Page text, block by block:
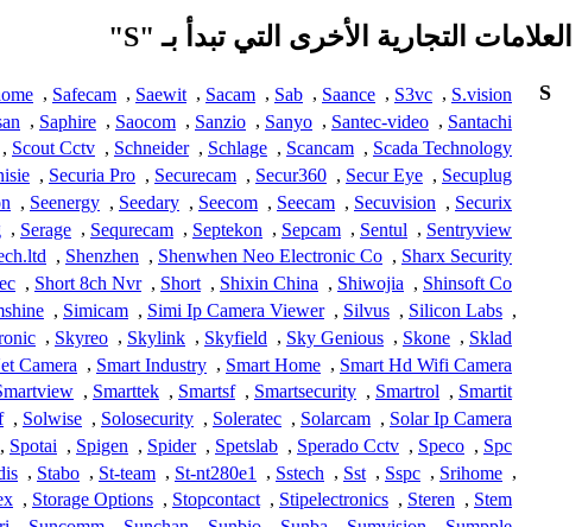
العلامات التجارية الأخرى التي تبدأ بـ "S"
S
S.vision
,
S3vc
,
Saance
,
Sab
,
Sacam
,
Saewit
,
Safecam
,
Santachi
,
Santec-video
,
Sanyo
,
Sanzio
,
Saocom
,
Saphire
,
Scada Technology
,
Scancam
,
Schlage
,
Schneider
,
Scout Cctv
,
Secuplug
,
Secur Eye
,
Secur360
,
Securecam
,
Securia Pro
,
Securix
,
Secuvision
,
Seecam
,
Seecom
,
Seedary
,
Seenergy
,
Sentryview
,
Sentul
,
Sepcam
,
Septekon
,
Sequrecam
,
Serage
,
Sharx Security
,
Shenwhen Neo Electronic Co
,
Shenzhen
,
Shinsoft Co
,
Shiwojia
,
Shixin China
,
Short
,
Short 8ch Nvr
,
,
Silicon Labs
,
Silvus
,
Simi Ip Camera Viewer
,
Simicam
,
Sklad
,
Skone
,
Sky Genious
,
Skyfield
,
Skylink
,
Skyreo
,
Smart Hd Wifi Camera
,
Smart Home
,
Smart Industry
,
Camera
Smartit
,
Smartrol
,
Smartsecurity
,
Smartsf
,
Smarttek
,
Solar Ip Camera
,
Solarcam
,
Soleratec
,
Solosecurity
,
Solwise
,
Spc
,
Speco
,
Sperado Cctv
,
Spetslab
,
Spider
,
Spigen
,
Spotai
,
,
Srihome
,
Sspc
,
Sst
,
Sstech
,
St-nt280e1
,
St-team
,
Stabo
,
Stem
,
Steren
,
Stipelectronics
,
Stopcontact
,
Storage Options
,